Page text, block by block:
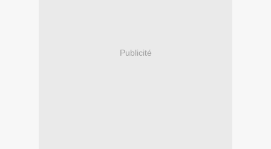
Publicité